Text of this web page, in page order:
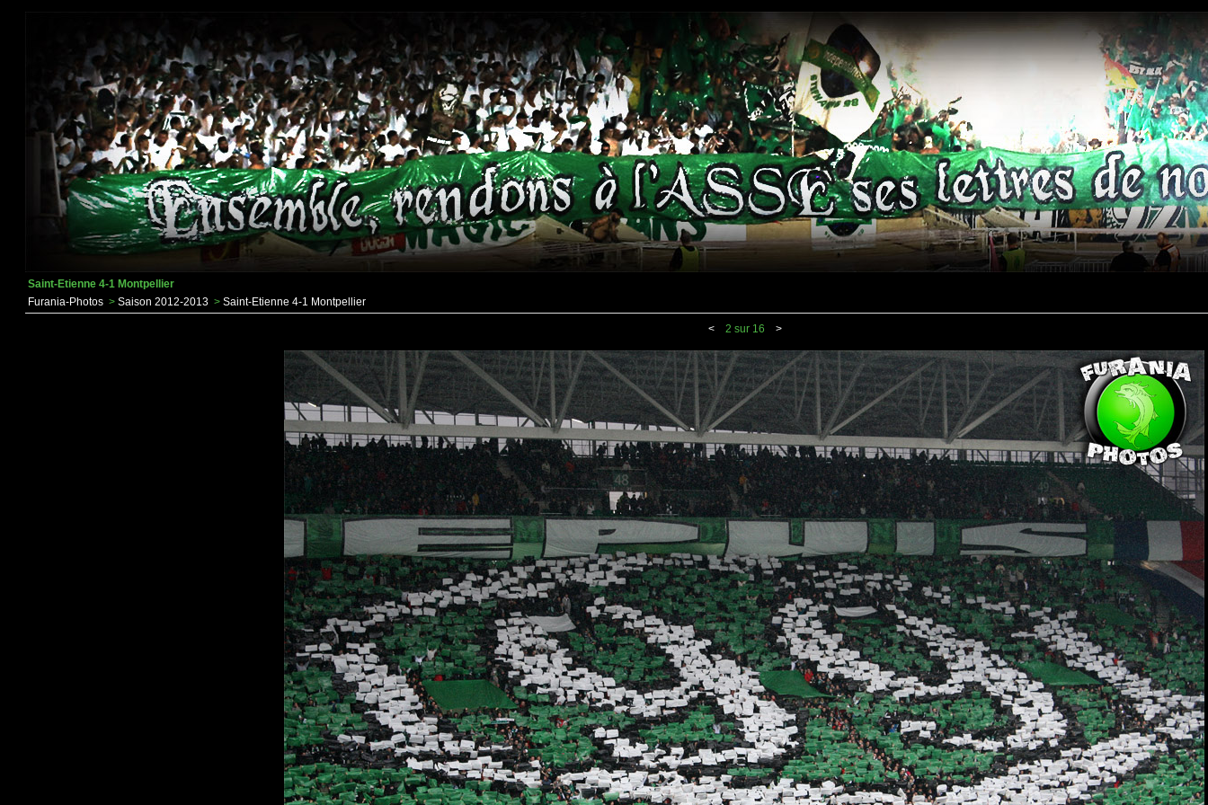
Saint-Etienne 4-1 Montpellier
Furania-Photos > Saison 2012-2013 > Saint-Etienne 4-1 Montpellier
<2 sur 16 >